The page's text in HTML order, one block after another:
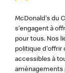
McDonald's du
s'engagent à
pour tous. Nos
politique d'offrir
accessibles à
aménagements